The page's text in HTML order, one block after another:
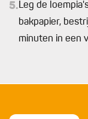
5.Leg de
bakpapier,
minuten in een